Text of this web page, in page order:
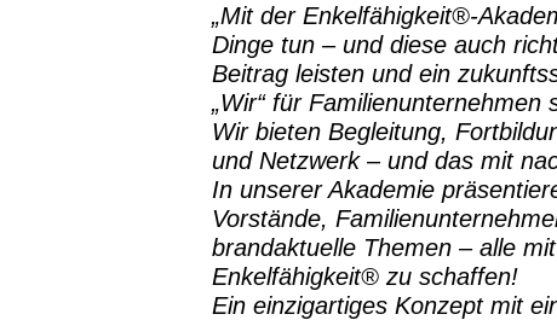
„Mit der Enkelfähigkeit®-
Dinge tun – und diese auch
Beitrag leisten und ein
„Wir“ für Familienunternehmen
Wir bieten Begleitung,
und Netzwerk – und das mit
In unserer Akademie
Vorstände,
brandaktuelle Themen – alle
Enkelfähigkeit® zu schaffen!
Ein einzigartiges Konzept mit